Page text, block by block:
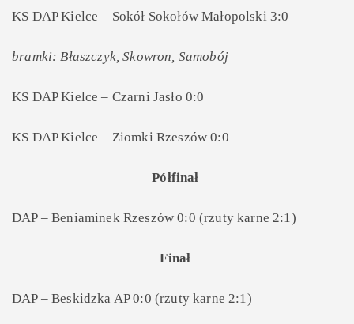
KS DAP Kielce – Sokół Sokołów Małopolski 3:0
bramki: Błaszczyk, Skowron, Samobój
KS DAP Kielce – Czarni Jasło 0:0
KS DAP Kielce – Ziomki Rzeszów 0:0
Półfinał
DAP – Beniaminek Rzeszów 0:0 (rzuty karne 2:1)
Finał
DAP – Beskidzka AP 0:0 (rzuty karne 2:1)